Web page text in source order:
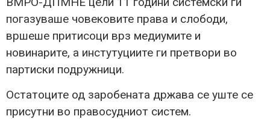
погазуваше човековите права и слободи,
вршеше притисоци врз медиумите и
новинарите, а инстутуциите ги претвори во
партиски подружници.
Остатоците од заробената држава се уште се
присутни во правосудниот систем.